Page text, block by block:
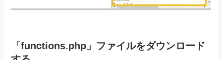
「functions.php」ファイルをダウンロード